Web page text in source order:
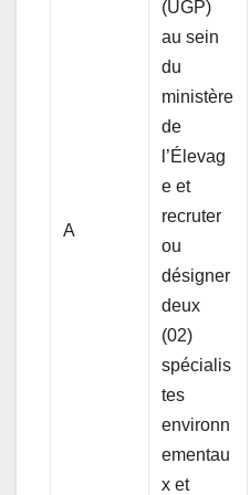
A
(UGP)
au sein
du
ministère
de
l’Élevag
e et
recruter
ou
désigner
deux
(02)
spécialis
tes
environn
ementau
x et